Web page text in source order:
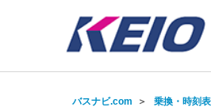
バスナビ.com ＞ 乗換・時刻